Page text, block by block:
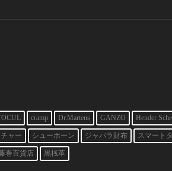
cramp Dr.Martens GANZO Hender
ャー シューホーン ジャバラ財布 スマート
巻百貨店 黒桟革